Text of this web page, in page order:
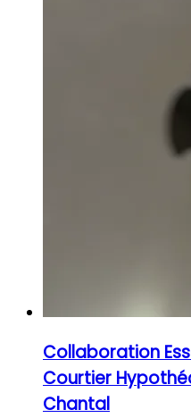
Collaboration
Courtier
Chantal